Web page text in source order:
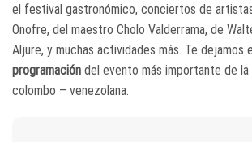
el festival gastronómico, conciertos de
Onofre, del maestro Cholo Valderrama, de
Aljure, y muchas actividades más. Te dejamos
programación del evento más importante de
colombo – venezolana.